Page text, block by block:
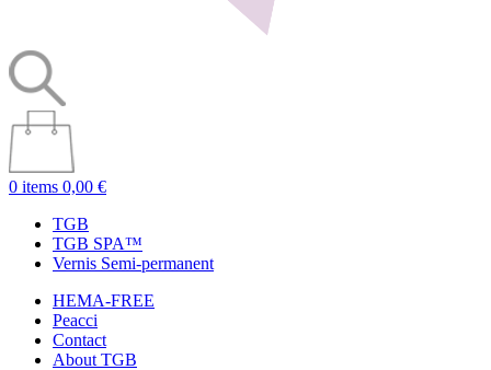
0 items 0,00 €
TGB
TGB SPA™
Vernis Semi-permanent
HEMA-FREE
Peacci
Contact
About TGB